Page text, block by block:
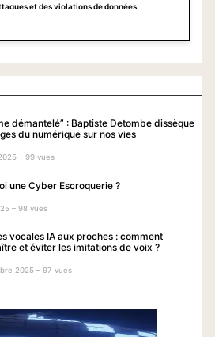
démantelé” : Baptiste Detombe dissèque
du numérique sur nos vies
– 99 vues
une Cyber Escroquerie ?
– 98 vues
vocales IA aux proches : comment
et éviter les imitations de voix ?
2025 – 97 vues
et des violations de données.